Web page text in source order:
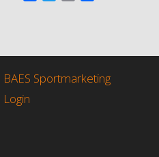
o
k
r
BAES Sportmarketing
Login